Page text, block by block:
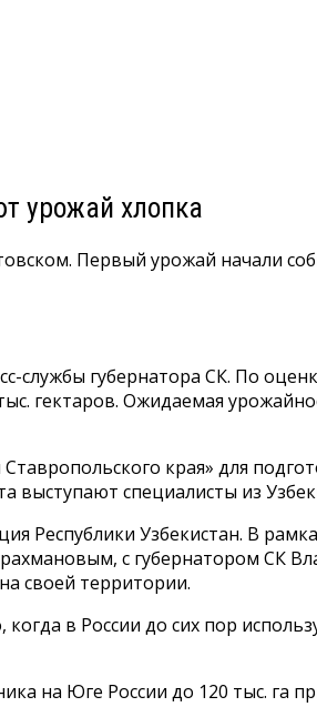
урожай хлопка
Первый урожай начали
службы губернатора СК. По
Ожидаемая
края» для
выступают специалисты из
Республики Узбекистан. В
с губернатором СК
своей территории.
в России до сих пор
на Юге России до 120 тыс. га